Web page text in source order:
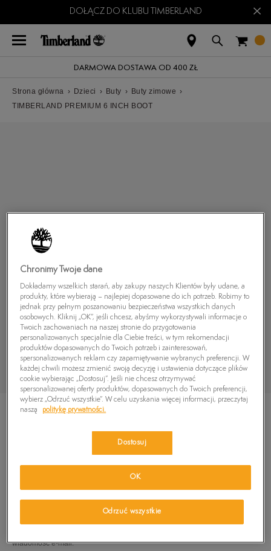
DOŁĄCZ DO KLUBU TIMBERLAND ×
DARMOWA DOSTAWA OD 400 ZŁ
Strona główna › Dzieci › Buty › Buty zimowe ›
TIMBERLAND PREMIUM 6 INCH BOOT
PRODUKT NIEDOSTĘPNY
wiadomość e-mail.
Chronimy Twoje dane
Dokładamy wszelkich starań, aby zakupy naszych Klientów były udane, a
produkty, które wybierają – najlepiej dopasowane do ich potrzeb. Robimy to
jednak przy pełnym poszanowaniu bezpieczeństwa wszystkich danych
osobowych. Kliknij „OK”, jeśli chcesz, abyśmy wykorzystywali informacje o
Twoich zachowaniach na naszej stronie do przygotowania
personalizowanych specjalnie dla Ciebie treści, w tym rekomendacji
produktów dopasowanych do Twoich potrzeb i zainteresowań,
spersonalizowanych reklam czy zapamiętywanie wybranych preferencji. W
każdej chwili możesz zmienić swoją decyzję i ustawienia dotyczące plików
cookie wybierając „Dostosuj”. Jeśli nie chcesz otrzymywać
spersonalizowanej oferty produktów, dopasowanych do Twoich preferencji,
wybierz „Odrzuć wszystkie”. W celu uzyskania więcej informacji, przeczytaj
naszą
politykę prywatności.
Dostosuj
Odrzuć wszystkie
OK